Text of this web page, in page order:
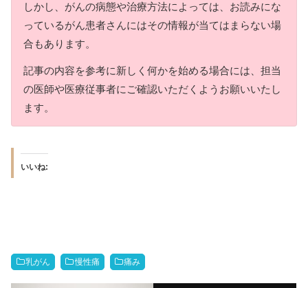
しかし、がんの病態や治療方法によっては、お読みにな
っているがん患者さんにはその情報が当てはまらない場
合もあります。
記事の内容を参考に新しく何かを始める場合には、担当
の医師や医療従事者にご確認いただくようお願いいたし
ます。
いいね:
乳がん 慢性痛 痛み